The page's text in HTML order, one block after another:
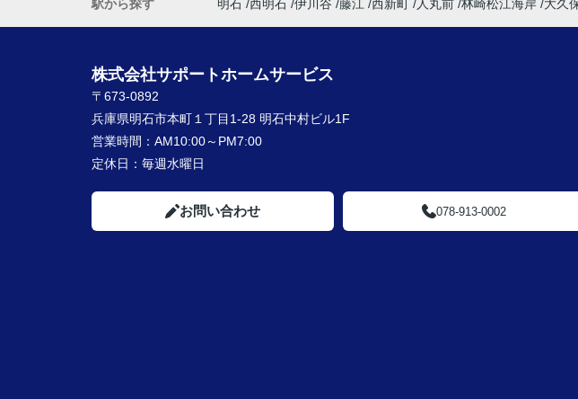
駅から探す
明石 西明石 伊川谷 藤江 西新町 人丸前 林崎松江海岸 大久
株式会社サポートホームサービス
〒673-0892
兵庫県明石市本町１丁目1-28 明石中村ビル1F
営業時間： AM10:00～PM7:00
定休日： 毎週水曜日
お問い合わせ 078-913-0002